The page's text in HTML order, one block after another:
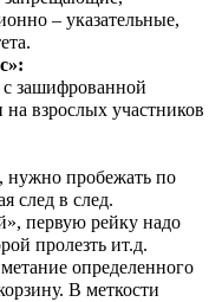
– указательные,
с зашифрованной
взрослых участников
нужно пробежать по
след в след.
первую рейку надо
пролезть ит.д.
определенного
В меткости